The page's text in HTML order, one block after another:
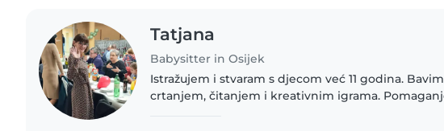
Tatjana
Babysitter in Osijek
Istražujem i stvaram s djecom već 11 godina.
crtanjem, čitanjem i kreativnim igrama.